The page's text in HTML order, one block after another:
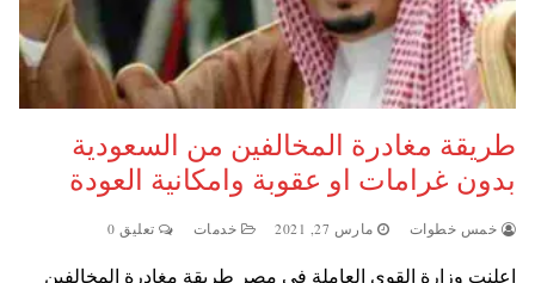
طريقة مغادرة المخالفين من السعودية
بدون غرامات او عقوبة وامكانية العودة
خمس خطوات مارس 27, 2021 خدمات تعليق 0
اعلنت وزارة القوي العاملة في مصر طريقة مغادرة المخالفين